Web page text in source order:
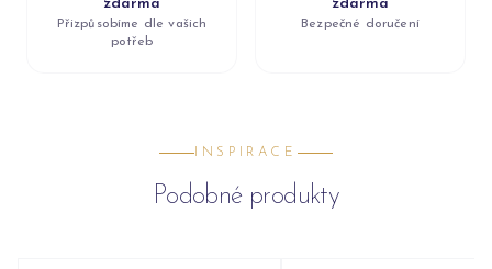
zdarma
Přizpůsobíme dle vašich
potřeb
zdarma
Bezpečné doručení
INSPIRACE
Podobné produkty